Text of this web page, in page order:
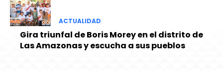
ACTUALIDAD
Gira triunfal de Boris Morey en el distrito de
Las Amazonas y escucha a sus pueblos